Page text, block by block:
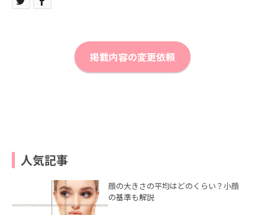
掲載内容の変更依頼
人気記事
顔の大きさの平均はどのくらい？小顔
の基準も解説